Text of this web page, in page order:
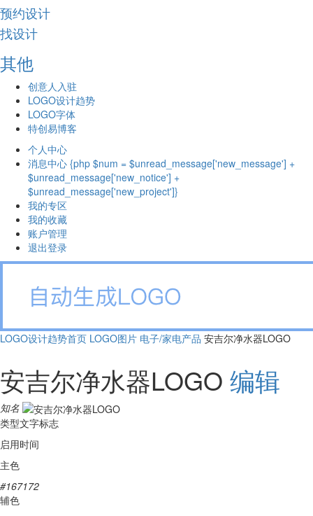
预约设计
找设计
其他
创意人入驻
LOGO设计趋势
LOGO字体
特创易博客
个人中心
消息中心 {php $num = $unread_message['new_message'] +
$unread_message['new_notice'] +
$unread_message['new_project']}
我的专区
我的收藏
账户管理
退出登录
LOGO设计趋势首页 LOGO图片 电子/家电产品 安吉尔净水器LOGO
安吉尔净水器LOGO 编辑
知名
类型文字标志
启用时间
主色
#167172
辅色